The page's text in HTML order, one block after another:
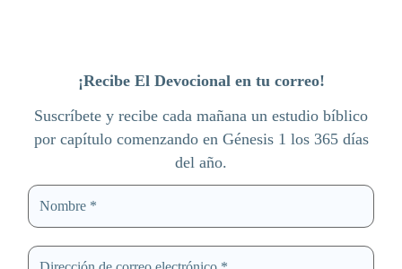
¡Recibe El Devocional en tu correo!
Suscríbete y recibe cada mañana un estudio bíblico
por capítulo comenzando en Génesis 1 los 365 días
del año.